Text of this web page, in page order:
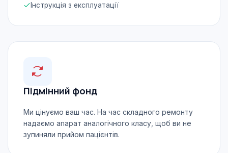
Інструкція з експлуатації
Підмінний фонд
Ми цінуємо ваш час. На час складного ремонту
надаємо апарат аналогічного класу, щоб ви не
зупиняли прийом пацієнтів.